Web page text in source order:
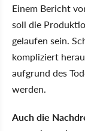
Einem Bericht
soll die
gelaufen sein.
kompliziert
aufgrund des
werden.
Auch die